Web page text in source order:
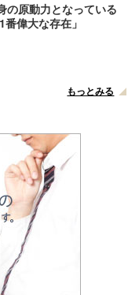
の原動力となっている
偉大な存在」
もっとみる